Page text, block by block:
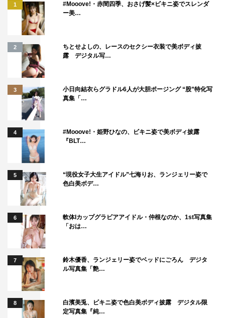
1
#Mooove!・赤間四季、おさげ髪×ビキニ姿でスレンダ
ー美…
2
ちとせよしの、レースのセクシー衣装で美ボディ披
露 デジタル写…
3
小日向結衣らグラドル6人が大胆ポージング “股”特化写
真集「…
4
#Mooove!・姫野ひなの、ビキニ姿で美ボディ披露
『BLT…
5
“現役女子大生アイドル”七海りお、ランジェリー姿で
色白美ボデ…
6
軟体Iカップグラビアアイドル・仲根なのか、1st写真集
「おは…
7
鈴木優香、ランジェリー姿でベッドにごろん デジタ
ル写真集「艶…
8
白濱美兎、ビキニ姿で色白美ボディ披露 デジタル限
定写真集『純…